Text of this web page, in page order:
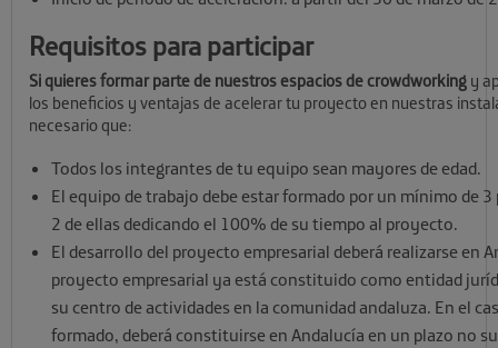
Requisitos para participar
Si quieres formar parte de nuestros espacios de crowdworking y
los beneficios y ventajas de acelerar tu proyecto en nuestras
necesario que:
Todos los integrantes de tu equipo sean mayores de edad.
El equipo de trabajo debe estar formado por un mínimo de 3
2 de ellas dedicando el 100% de su tiempo al proyecto.
El desarrollo del proyecto empresarial deberá realizarse en
proyecto empresarial ya está constituido como entidad
su centro de actividades en la comunidad andaluza. En el
formado, deberá constituirse en Andalucía en un plazo no